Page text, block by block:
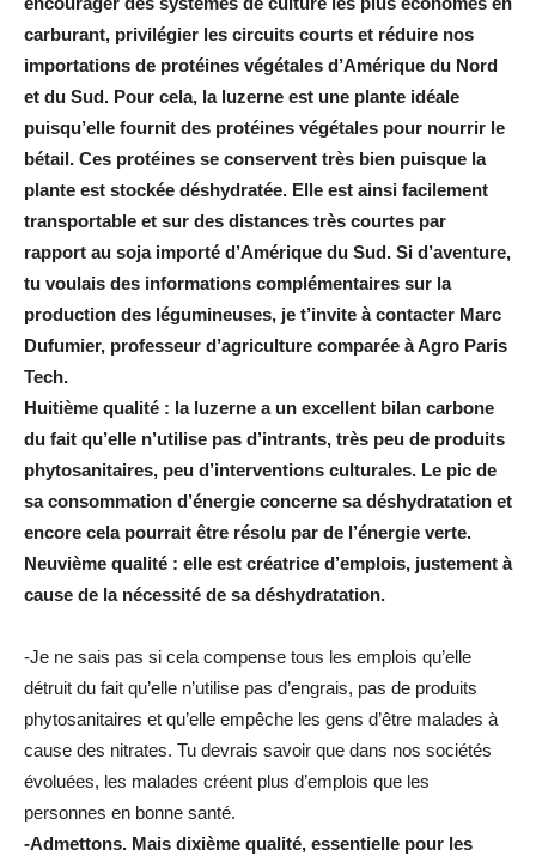
carburant, privilégier les circuits courts et réduire nos
importations de protéines végétales d’Amérique du Nord
et du Sud. Pour cela, la luzerne est une plante idéale
puisqu’elle fournit des protéines végétales pour nourrir le
bétail. Ces protéines se conservent très bien puisque la
plante est stockée déshydratée. Elle est ainsi facilement
transportable et sur des distances très courtes par
rapport au soja importé d’Amérique du Sud. Si d’aventure,
tu voulais des informations complémentaires sur la
production des légumineuses, je t’invite à contacter Marc
Dufumier, professeur d’agriculture comparée à Agro Paris
Tech.
Huitième qualité : la luzerne a un excellent bilan carbone
du fait qu’elle n’utilise pas d’intrants, très peu de produits
phytosanitaires, peu d’interventions culturales. Le pic de
sa consommation d’énergie concerne sa déshydratation et
encore cela pourrait être résolu par de l’énergie verte.
Neuvième qualité : elle est créatrice d’emplois, justement à
cause de la nécessité de sa déshydratation.
-Je ne sais pas si cela compense tous les emplois qu’elle
détruit du fait qu’elle n’utilise pas d’engrais, pas de produits
phytosanitaires et qu’elle empêche les gens d’être malades à
cause des nitrates. Tu devrais savoir que dans nos sociétés
évoluées, les malades créent plus d’emplois que les
personnes en bonne santé.
-Admettons. Mais dixième qualité, essentielle pour les